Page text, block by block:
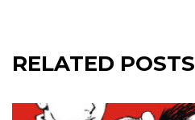
RELATED POSTS